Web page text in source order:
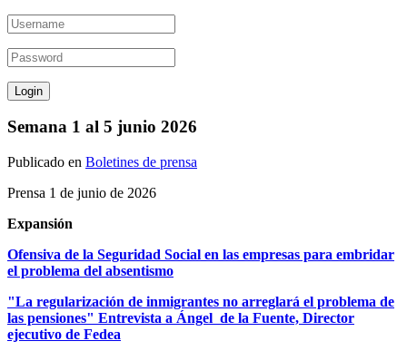
Semana 1 al 5 junio 2026
Publicado en Boletines de prensa
Prensa 1 de junio de 2026
Expansión
Ofensiva de la Seguridad Social en las empresas para embridar
el problema del absentismo
"La regularización de inmigrantes no arreglará el problema de
las pensiones" Entrevista a Ángel de la Fuente, Director
ejecutivo de Fedea